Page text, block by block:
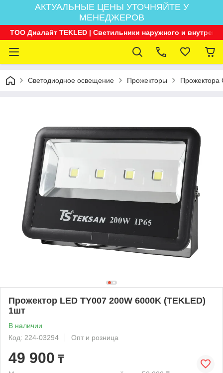
АКТУАЛЬНЫЕ ЦЕНЫ УТОЧНЯЙТЕ У
МЕНЕДЖЕРОВ
ТОО Диалайт TEKLED | Светильники наружного и
Светодиодное освещение Прожекторы Прожектора
Прожектор LED TY007 200W 6000K (TEKLED)
1шт
В наличии
Код: 224-03294
Опт и розница
49 900 ₸